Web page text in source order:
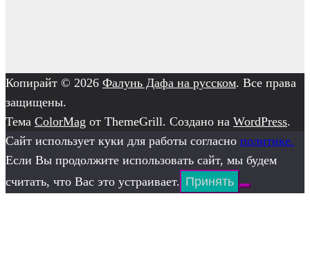
Копирайт © 2026 Фалунь Дафа на русском. Все права
защищены.
Тема ColorMag от ThemeGrill. Создано на WordPress.
Сайт использует куки для работы согласно политике.
Если Вы продолжите использовать сайт, мы будем
считать, что Вас это устраивает. Принять